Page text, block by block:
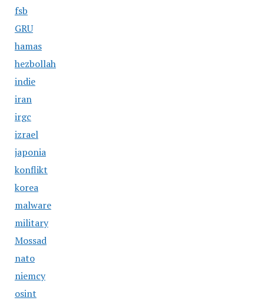
fsb
GRU
hamas
hezbollah
indie
iran
irgc
izrael
japonia
konflikt
korea
malware
military
Mossad
nato
niemcy
osint